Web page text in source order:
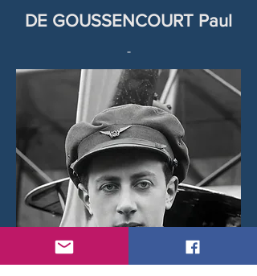
DE GOUSSENCOURT Paul
-